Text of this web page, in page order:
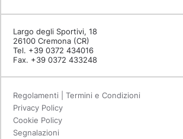
Largo degli Sportivi, 18
26100 Cremona (CR)
Tel. +39 0372 434016
Fax. +39 0372 433248
Regolamenti | Termini e Condizioni
Privacy Policy
Cookie Policy
Segnalazioni